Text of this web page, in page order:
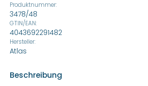
Produktnummer:
3478/48
GTIN/EAN:
4043692291482
Hersteller:
Atlas
Beschreibung